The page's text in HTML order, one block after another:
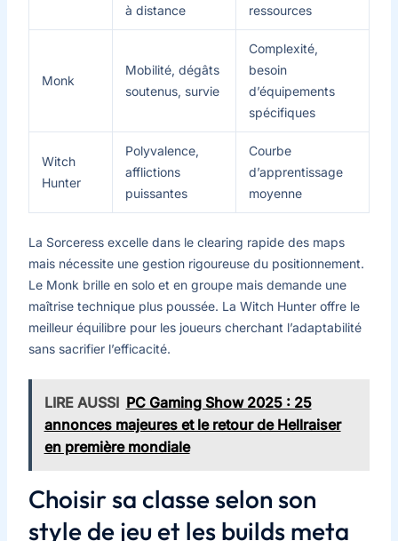
à distance
ressources
Monk
Mobilité, dégâts
soutenus, survie
Complexité,
besoin
d’équipements
spécifiques
Witch
Hunter
Polyvalence,
afflictions
puissantes
Courbe
d’apprentissage
moyenne
La Sorceress excelle dans le clearing rapide des maps
mais nécessite une gestion rigoureuse du positionnement.
Le Monk brille en solo et en groupe mais demande une
maîtrise technique plus poussée. La Witch Hunter offre le
meilleur équilibre pour les joueurs cherchant l’adaptabilité
sans sacrifier l’efficacité.
LIRE AUSSI PC Gaming Show 2025 : 25
annonces majeures et le retour de Hellraiser
en première mondiale
Choisir sa classe selon son
style de jeu et les builds meta